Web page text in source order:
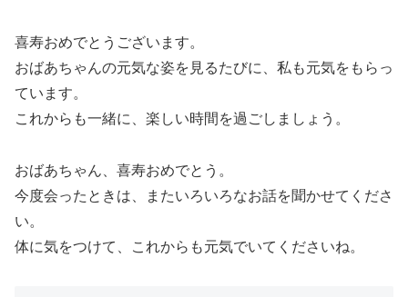
喜寿おめでとうございます。
おばあちゃんの元気な姿を見るたびに、私も元気をもらっ
ています。
これからも一緒に、楽しい時間を過ごしましょう。
おばあちゃん、喜寿おめでとう。
今度会ったときは、またいろいろなお話を聞かせてくださ
い。
体に気をつけて、これからも元気でいてくださいね。